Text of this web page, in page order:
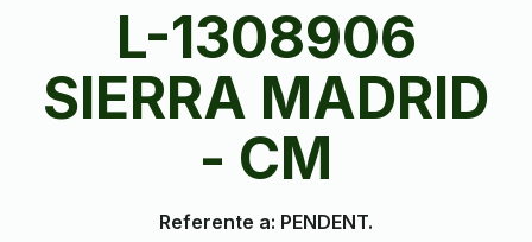
L-1308906
SIERRA MADRID
- CM
Referente a: PENDENT.